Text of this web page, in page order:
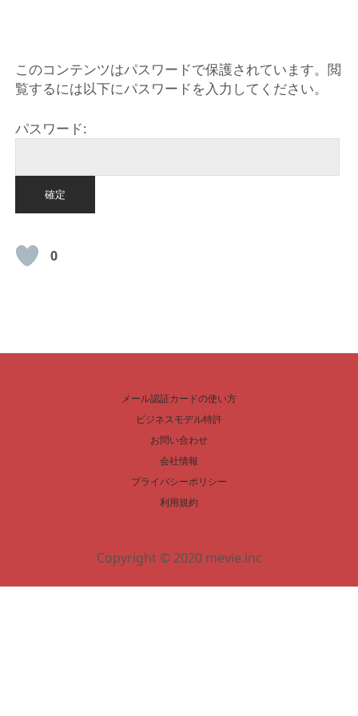
このコンテンツはパスワードで保護されています。閲
覧するには以下にパスワードを入力してください。
パスワード:
0
メール認証カードの使い方
ビジネスモデル特許
お問い合わせ
会社情報
プライバシーポリシー
利用規約
Copyright © 2020 mevie.inc